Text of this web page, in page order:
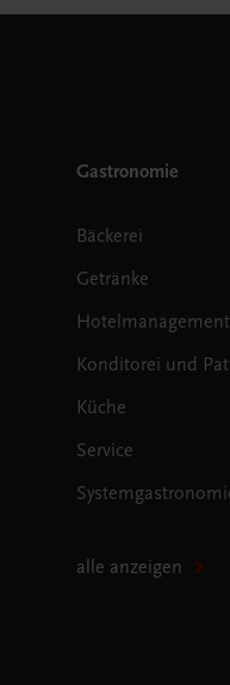
Gastronomie
Bäckerei
Getränke
Hotelmanagement
Konditorei und
Küche
Service
alle anzeigen